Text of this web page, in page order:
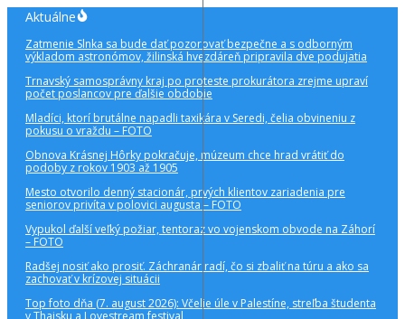
Preskočiť
obsah
Aktuálne
Zatmenie Slnka sa bude dať pozorovať bezpečne a s odborným
výkladom astronómov, žilinská hvezdáreň pripravila dve podujatia
Trnavský samosprávny kraj po proteste prokurátora zrejme upraví
počet poslancov pre ďalšie obdobie
Mladíci, ktorí brutálne napadli taxikára v Seredi, čelia obvineniu z
pokusu o vraždu – FOTO
Obnova Krásnej Hôrky pokračuje, múzeum chce hrad vrátiť do
podoby z rokov 1903 až 1905
Mesto otvorilo denný stacionár, prvých klientov zariadenia pre
seniorov privíta v polovici augusta – FOTO
Vypukol ďalší veľký požiar, tentoraz vo vojenskom obvode na Záhorí
– FOTO
Radšej nosiť ako prosiť. Záchranár radí, čo si zbaliť na túru a ako sa
zachovať v krízovej situácii
Top foto dňa (7. august 2026): Včelie úle v Palestíne, streľba študenta
v Thajsku a Lovestream festival